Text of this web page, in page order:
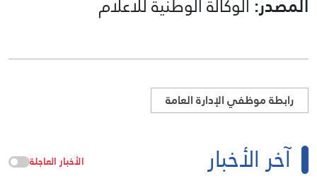
رابطة موظفي الإدارة العامة
آخر الأخبار الأخبار العاجلة